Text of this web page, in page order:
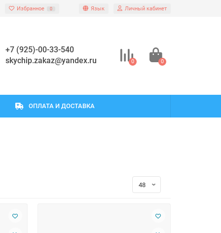
Избранное 0 Язык Личный кабинет
+7 (925)-00-33-540
skychip.zakaz@yandex.ru
0 0
ОПЛАТА И ДОСТАВКА